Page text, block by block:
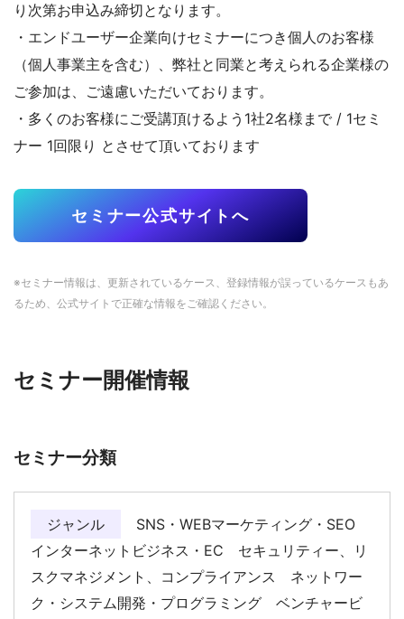
り次第お申込み締切となります。
・エンドユーザー企業向けセミナーにつき個人のお客様
（個人事業主を含む）、弊社と同業と考えられる企業様の
ご参加は、ご遠慮いただいております。
・多くのお客様にご受講頂けるよう1社2名様まで / 1セミ
ナー 1回限り とさせて頂いております
セミナー公式サイトへ
※セミナー情報は、更新されているケース、登録情報が誤っているケースもあ
るため、公式サイトで正確な情報をご確認ください。
セミナー開催情報
セミナー分類
ジャンル
SNS・WEBマーケティング・SEO
インターネットビジネス・EC セキュリティー、リ
スクマネジメント、コンプライアンス ネットワー
ク・システム開発・プログラミング ベンチャービ